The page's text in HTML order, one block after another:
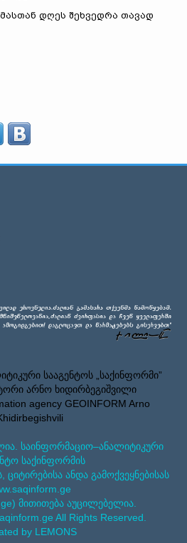
დღეს შეხვედრა თავად
სააგენტოს „საქინფორმი”
არნო ხიდირბეგიშვილი
agency GEOINFORM Arno
საინფორმაციო–ანალიტიკური
საქინფორმის
ციტირებისა ანდა გამოქვეყნებისას
მითითება აუცილებელია.
All Rights Reserved.
by LEMONS